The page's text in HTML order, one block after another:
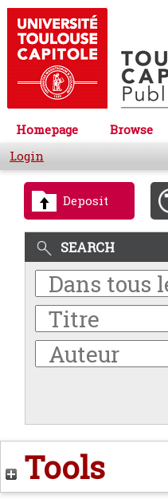
Homepage Browse
Login
Deposit
SEARCH
Tools